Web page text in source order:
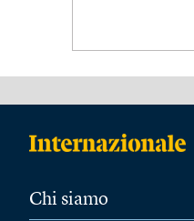
Chi siamo